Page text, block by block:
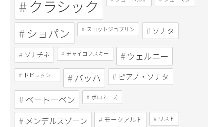
クラシック
ショパン スコットジョプリン ソナタ
ソナチネ チャイコフスキー ツェルニー
ドビュッシー バッハ ピアノ・ソナタ
ベートーベン ポロネーズ
メンデルスゾーン モーツアルト リスト